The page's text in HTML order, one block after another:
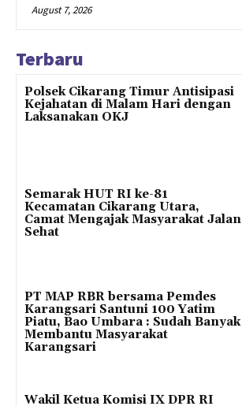
August 7, 2026
Terbaru
Polsek Cikarang Timur Antisipasi
Kejahatan di Malam Hari dengan
Laksanakan OKJ
Semarak HUT RI ke-81
Kecamatan Cikarang Utara,
Camat Mengajak Masyarakat Jalan
Sehat
PT MAP RBR bersama Pemdes
Karangsari Santuni 100 Yatim
Piatu, Bao Umbara : Sudah Banyak
Membantu Masyarakat
Karangsari
Wakil Ketua Komisi IX DPR RI